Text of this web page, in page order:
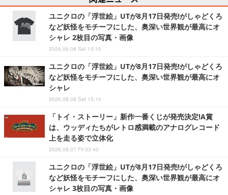
ユニクロの「浮世絵」UTが8月17日発売!がしゃどくろ
など妖怪をモチーフにした、奥深い世界観が最高にオ
シャレ 2枚目の写真・画像
2026.08.08 Sat 15:10
ユニクロの「浮世絵」UTが8月17日発売!がしゃどくろ
など妖怪をモチーフにした、奥深い世界観が最高にオ
シャレ
2026.08.08 Sat 15:10
「トイ・ストーリー」新作一番くじが発売決定!A賞
は、ウッディたちがレトロ感満載のアナログレコード
上を走る姿で立体化
2026.08.07 Fri 03:40
ユニクロの「浮世絵」UTが8月17日発売!がしゃどくろ
など妖怪をモチーフにした、奥深い世界観が最高にオ
シャレ 3枚目の写真・画像